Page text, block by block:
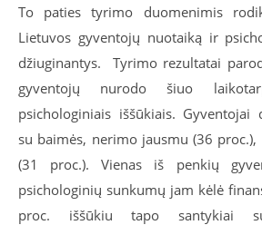
To paties tyrimo duomenimis
Lietuvos gyventojų nuotaiką ir
džiuginantys. Tyrimo rezultatai
gyventojų nurodo šiuo
psichologiniais iššūkiais. Gyventojai
su baimės, nerimo jausmu (36
(31 proc.). Vienas iš penkių
psichologinių sunkumų jam kėlė
proc. iššūkiu tapo santykiai